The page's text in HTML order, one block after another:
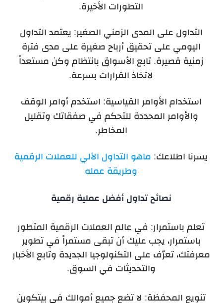
التطورات الأخيرة.
التداول على المدى الزمني الصغير: يعتمد التداول
اليومي على تحقيق أرباح صغيرة على مدى فترة
زمنية قصيرة. تابع الأسواق بانتظام وكن مستعداً
لاتخاذ القرارات بسرعة.
استخدام الأوامر القياسية: استخدم أوامر الوقف
والأوامر المحددة للتحكم في صفقاتك وتقليل
المخاطر.
يسرنا اطلاعك: ماهو التداول الآلي للعملات الرقمية
وطريقة عمله
نصائح تداول أفضل عملية رقمية
تعلم باستمرار: في عالم العملات الرقمية المتطور
باستمرار، يجب عليك أن تبقى مستمراً في تطوير
معرفتك، تعرّف على التكنولوجيا الجديدة وتابع الأخبار
والتحديثات في السوق.
تنويع المحفظة: لا تضع جميع أموالك في بيتكوين